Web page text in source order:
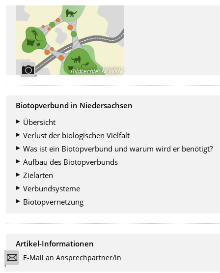
Bildrechte:NLWKN
Biotopverbund in Niedersachsen
Übersicht
Verlust der biologischen Vielfalt
Was ist ein Biotopverbund und warum wird er benötigt?
Aufbau des Biotopverbunds
Zielarten
Verbundsysteme
Biotopvernetzung
Artikel-Informationen
E-Mail an Ansprechpartner/in